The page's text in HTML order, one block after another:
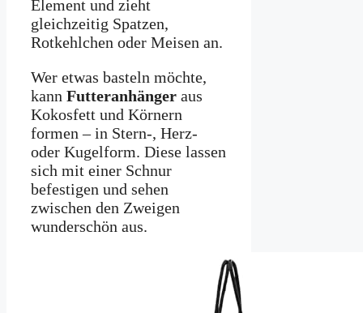
Element und zieht
gleichzeitig Spatzen,
Rotkehlchen oder Meisen an.
Wer etwas basteln möchte,
kann Futteranhänger aus
Kokosfett und Körnern
formen – in Stern-, Herz-
oder Kugelform. Diese lassen
sich mit einer Schnur
befestigen und sehen
zwischen den Zweigen
wunderschön aus.